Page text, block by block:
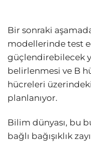
Bir sonraki
modellerinde test
güçlendirebilecek
belirlenmesi ve B
hücreleri
planlanıyor.
Bilim dünyası, bu
bağlı bağışıklık